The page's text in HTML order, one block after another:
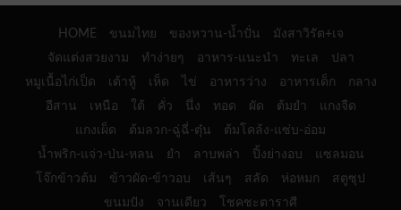
HOME ขนมไทย ของหวาน-น้ำปั่น
มังสาวิรัต+เจ
จัดแต่งสวยงาม
ทำง่ายๆ อาหาร-แนะนำ ทะเล
ปลา
หมูเนื้อไก่เป็ด
เต้าหู้ เห็ด ไข่ อาหารว่าง อาหารเด็ก
กลาง
อีสาน
เหนือ ใต้ คั่ว นึ่ง ทอด ผัด ต้มยำ
แกงจืด
แกงเผ็ด
ต้มลวก-ฉู่ฉี่-ตุ๋น
ต้มโคล้ง-แซ่บ-อ่อม
น้ำพริก-แจ่ว-ป่น-หลน
ยำ ลาบพล่า ปิ้งย่างอบ
แซลมอน
โจ๊กข้าวต้ม
ข้าวผัด-ข้าวอบ เส้นๆ สลัด ห่อหมก
สตูซุป
ขนมปัง
จานเดียว
โชคชะตาราศี